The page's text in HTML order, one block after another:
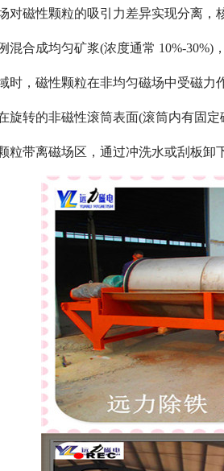
稀土永磁辊式强磁选机
对磁性颗粒的吸引力差异实现分离，
混合成均匀矿浆(浓度通常 10%-30%)
时，磁性颗粒在非均匀磁场中受磁力
旋转的非磁性滚筒表面(滚筒内有固定
粒带离磁场区，通过冲洗水或刮板卸